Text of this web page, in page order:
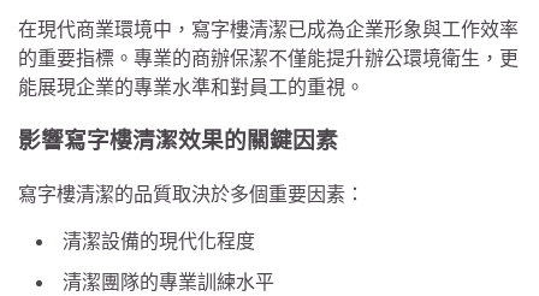
在現代商業環境中，寫字樓清潔已成為企業形象與工作效率
的重要指標。專業的商辦保潔不僅能提升辦公環境衛生，更
能展現企業的專業水準和對員工的重視。
影響寫字樓清潔效果的關鍵因素
寫字樓清潔的品質取決於多個重要因素：
清潔設備的現代化程度
清潔團隊的專業訓練水平